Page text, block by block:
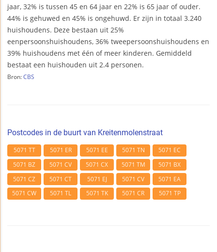
jaar, 32% is tussen 45 en 64 jaar en 22% is 65 jaar of ouder.
44% is gehuwed en 45% is ongehuwd. Er zijn in totaal 3.240
huishoudens. Deze bestaan uit 25%
eenpersoonshuishoudens, 36% tweepersoonshuishoudens en
39% huishoudens met één of meer kinderen. Gemiddeld
bestaat een huishouden uit 2.4 personen.
Bron: CBS
Postcodes in de buurt van Kreitenmolenstraat
5071 TT 5071 ER 5071 EE 5071 TN
5071 EC
5071 BZ
5071 CV 5071 CX 5071 TM
5071 BX
5071 CZ
5071 CT 5071 EJ 5071 CV
5071 EA
5071 CW
5071 TL 5071 TK 5071 CR 5071 TP